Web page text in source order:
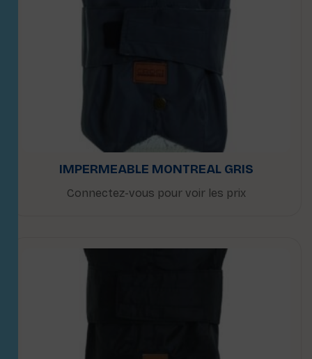
IMPERMEABLE MONTREAL GRIS
Connectez-vous pour voir les prix